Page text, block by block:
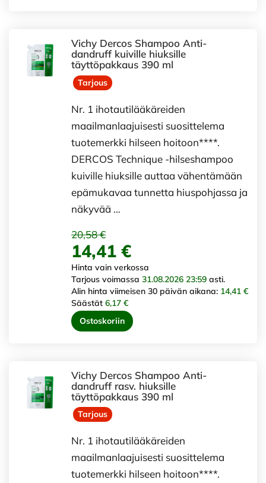
Vichy Dercos Shampoo Anti-
dandruff kuiville hiuksille
täyttöpakkaus 390 ml
Tarjous
Nr. 1 ihotautilääkäreiden
maailmanlaajuisesti suosittelema
tuotemerkki hilseen hoitoon****.
DERCOS Technique -hilseshampoo
kuiville hiuksille auttaa vähentämään
epämukavaa tunnetta hiuspohjassa ja
näkyvää …
20,58 €
14,41 €
Hinta vain verkossa
Tarjous voimassa 31.08.2026 23:59 asti.
Alin hinta viimeisen 30 päivän aikana: 14,41 €
Säästät 6,17 €
Ostoskoriin
Vichy Dercos Shampoo Anti-
dandruff rasv. hiuksille
täyttöpakkaus 390 ml
Tarjous
Nr. 1 ihotautilääkäreiden
maailmanlaajuisesti suosittelema
tuotemerkki hilseen hoitoon****.